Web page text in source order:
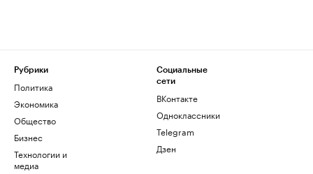
Рубрики
Политика
Экономика
Общество
Бизнес
Технологии и
медиа
Социальные
сети
ВКонтакте
Одноклассники
Telegram
Дзен